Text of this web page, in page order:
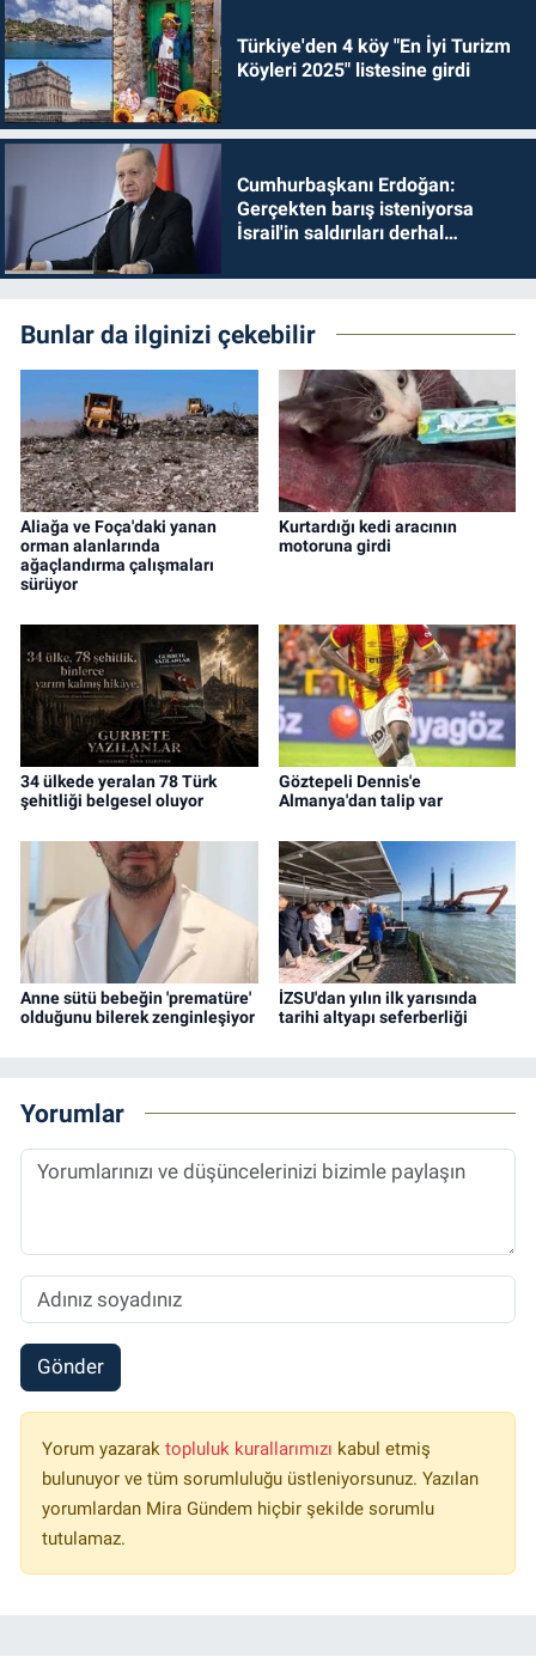
Türkiye'den 4 köy "En İyi Turizm
Köyleri 2025" listesine girdi
Cumhurbaşkanı Erdoğan:
Gerçekten barış isteniyorsa
İsrail'in saldırıları derhal
Bunlar da ilginizi çekebilir
Aliağa ve Foça'daki yanan
orman alanlarında
ağaçlandırma çalışmaları
sürüyor
Kurtardığı kedi aracının
motoruna girdi
34 ülkede yeralan 78 Türk
şehitliği belgesel oluyor
Göztepeli Dennis'e
Almanya'dan talip var
Anne sütü bebeğin 'prematüre'
olduğunu bilerek zenginleşiyor
İZSU'dan yılın ilk yarısında
tarihi altyapı seferberliği
Yorumlar
Gönder
Yorum yazarak topluluk kurallarımızı kabul etmiş
bulunuyor ve tüm sorumluluğu üstleniyorsunuz. Yazılan
yorumlardan Mira Gündem hiçbir şekilde sorumlu
tutulamaz.